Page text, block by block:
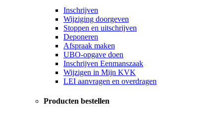
Inschrijven
Wijziging doorgeven
Stoppen en uitschrijven
Deponeren
Afspraak maken
UBO-opgave doen
Inschrijven Eenmanszaak
Wijzigen in Mijn KVK
LEI aanvragen en overdragen
Producten bestellen